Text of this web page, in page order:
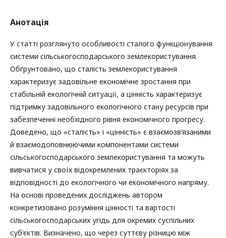
Анотація
У статті розглянуто особливості сталого функціонування
системи сільськогосподарського землекористування.
Обґрунтовано, що сталість землекористування
характеризує задовільне економічне зростання при
стабільній екологічній ситуації, а цінність характеризує
підтримку задовільного екологічного стану ресурсів при
забезпеченні необхідного рівня економічного прогресу.
Доведено, що «сталість» і «цінність» є взаємозв’язаними
й взаємодоповнюючими компонентами системи
сільськогосподарського землекористування та можуть
вивчатися у своїх відокремлених траєкторіях за
відповідності до екологічного чи економічного напряму.
На основі проведених досліджень автором
конкретизовано розуміння цінності та вартості
сільськогосподарських угідь для окремих суспільних
суб’єктів. Визначено, що через суттєву різницю між